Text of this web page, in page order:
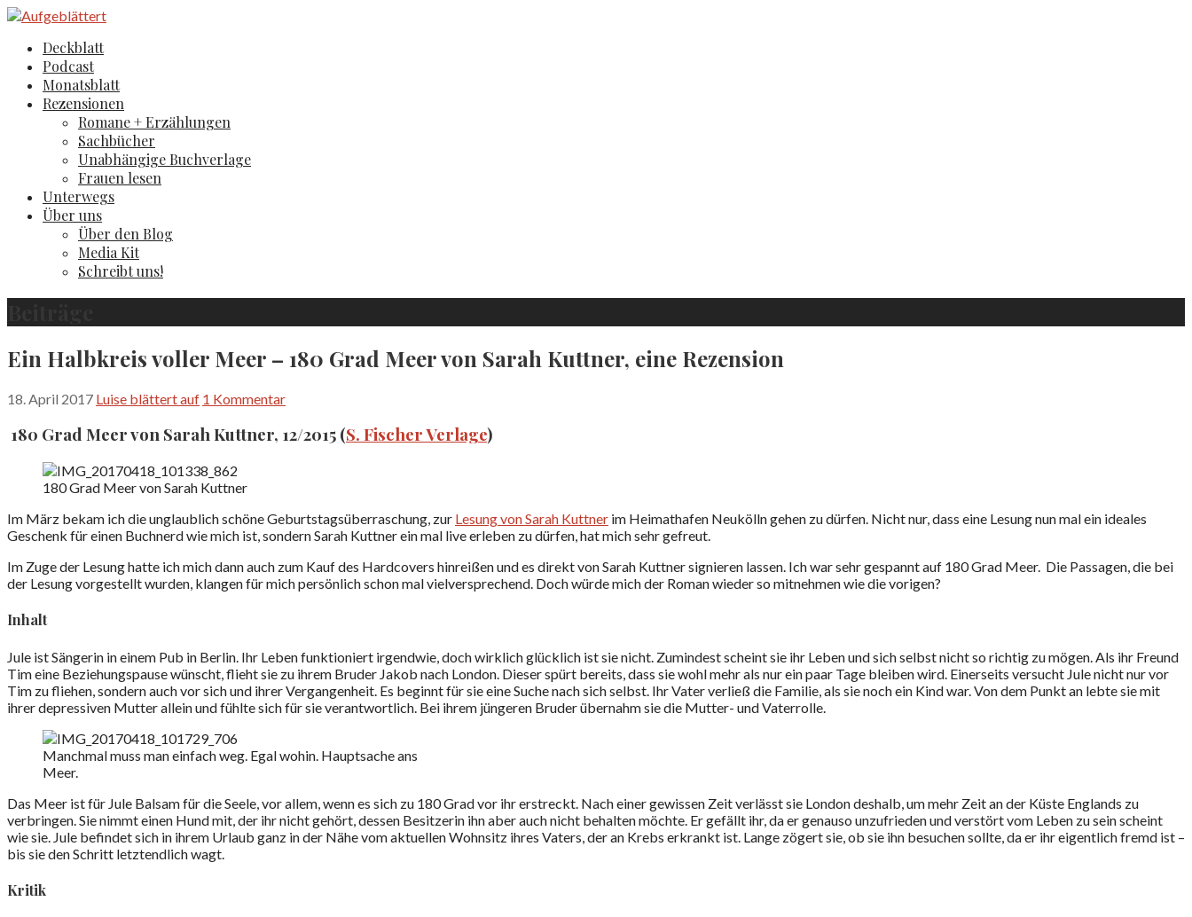
Zum
springenDeckblatt
Podcast
Monatsblatt
Rezensionen
Romane + Erzählungen
Sachbücher
Unabhängige Buchverlage
Frauen lesen
Unterwegs
Über uns
Über den Blog
Media Kit
Schreibt uns!
Ein Halbkreis voller Meer – 180 Grad Meer von Sarah Kuttner, eine Rezension
18. April 2017 Luise blättert auf 1 Kommentar
180 Grad Meer von Sarah Kuttner, 12/2015 (S. Fischer Verlage)
180 Grad Meer von Sarah Kuttner
Im März bekam ich die unglaublich schöne Geburtstagsüberraschung, zur Lesung von Sarah Kuttner im Heimathafen Neukölln gehen zu dürfen. Nicht nur, dass eine Lesung nun mal ein ideales
Geschenk für einen Buchnerd wie mich ist, sondern Sarah Kuttner ein mal live erleben zu dürfen, hat mich sehr gefreut.
Im Zuge der Lesung hatte ich mich dann auch zum Kauf des Hardcovers hinreißen und es direkt von Sarah Kuttner signieren lassen. Ich war sehr gespannt auf 180 Grad Meer. Die Passagen, die bei
der Lesung vorgestellt wurden, klangen für mich persönlich schon mal vielversprechend. Doch würde mich der Roman wieder so mitnehmen wie die vorigen?
Inhalt
Jule ist Sängerin in einem Pub in Berlin. Ihr Leben funktioniert irgendwie, doch wirklich glücklich ist sie nicht. Zumindest scheint sie ihr Leben und sich selbst nicht so richtig zu mögen. Als ihr Freund
Tim eine Beziehungspause wünscht, flieht sie zu ihrem Bruder Jakob nach London. Dieser spürt bereits, dass sie wohl mehr als nur ein paar Tage bleiben wird. Einerseits versucht Jule nicht nur vor
Tim zu fliehen, sondern auch vor sich und ihrer Vergangenheit. Es beginnt für sie eine Suche nach sich selbst. Ihr Vater verließ die Familie, als sie noch ein Kind war. Von dem Punkt an lebte sie mit
ihrer depressiven Mutter allein und fühlte sich für sie verantwortlich. Bei ihrem jüngeren Bruder übernahm sie die Mutter- und Vaterrolle.
Manchmal muss man einfach weg. Egal wohin. Hauptsache ans
Meer.
Das Meer ist für Jule Balsam für die Seele, vor allem, wenn es sich zu 180 Grad vor ihr erstreckt. Nach einer gewissen Zeit verlässt sie London deshalb, um mehr Zeit an der Küste Englands zu
verbringen. Sie nimmt einen Hund mit, der ihr nicht gehört, dessen Besitzerin ihn aber auch nicht behalten möchte. Er gefällt ihr, da er genauso unzufrieden und verstört vom Leben zu sein scheint
wie sie. Jule befindet sich in ihrem Urlaub ganz in der Nähe vom aktuellen Wohnsitz ihres Vaters, der an Krebs erkrankt ist. Lange zögert sie, ob sie ihn besuchen sollte, da er ihr eigentlich fremd ist –
bis sie den Schritt letztendlich wagt.
Kritik